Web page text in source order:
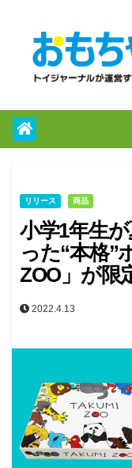
リリース 商品
小学1年生
った“本格”
ZOO」が限
2022.4.13